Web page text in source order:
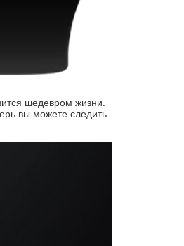
шедевром жизни.
вы можете следить